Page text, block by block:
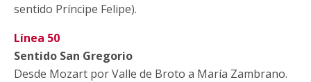
sentido Príncipe Felipe).
Línea 50
Sentido San Gregorio
Desde Mozart por Valle de Broto a María Zambrano.